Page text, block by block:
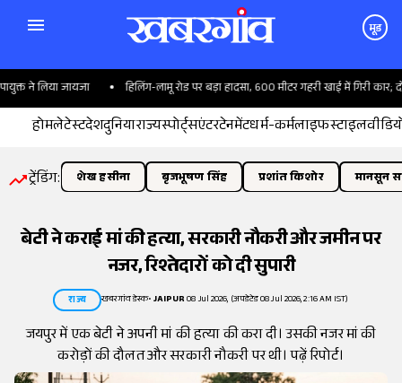
मूड
ने लिया जायजा हिलिंग-लामू रोड पर बड़ा हादसा, 600 मीटर गहरी खाई में गिरी कार; दो
होमलेटेस्टदेशदुनियाराज्यस्पोर्ट्सएंटरटेनमेंटधर्म-कर्मलाइफस्टाइल
ट्रेंडिंग: शेख हसीना बृजभूषण सिंह प्रशांत किशोर मानसून
बेटी ने कराई मां की हत्या, सरकारी नौकरी और जमीन पर
नजर, रिश्तेदारों को दी सुपारी
राज्य खबरगांव डेस्क•JAIPUR08 Jul 2026, (अपडेटेड 08 Jul 2026, 2:16 AM IST)
जयपुर में एक बेटी ने अपनी मां की हत्या की करा दी। उसकी नजर मां की
करोड़ों की दौलत और सरकारी नौकरी पर थी। पढ़ें रिपोर्ट।